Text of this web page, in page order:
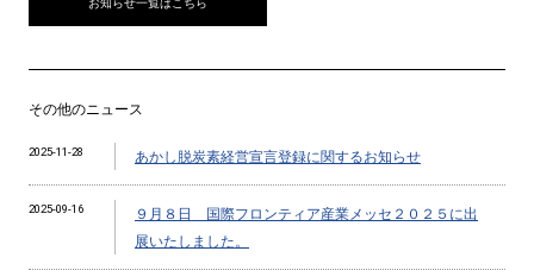
お知らせ一覧はこちら
その他のニュース
2025-11-28 あかし脱炭素経営宣言登録に関するお知らせ
2025-09-16
９月８日 国際フロンティア産業メッセ２０２５に出
展いたしました。